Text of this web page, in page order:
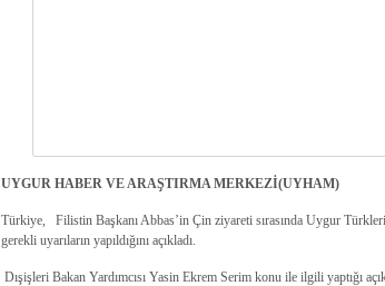
UYGUR HABER VE ARAŞTIRMA MERKEZİ(UYHAM)
Türkiye, Filistin Başkanı Abbas’in Çin ziyareti sırasında Uygur
gerekli uyarıların yapıldığını açıkladı.
Dışişleri Bakan Yardımcısı Yasin Ekrem Serim konu ile ilgili yaptığı